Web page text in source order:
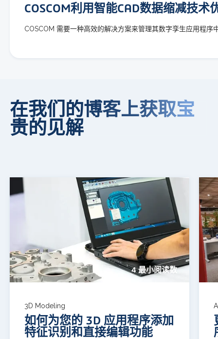
COSCOM利用智能CAD数据缩减技术
COSCOM 需要一种高效的解决方案来管理其数字孪生应用程
在我们的博客上获取宝
贵的见解
4 最小阅读数
3D Modeling
如何为您的 3D 应用程序添加
特征识别和直接编辑功能